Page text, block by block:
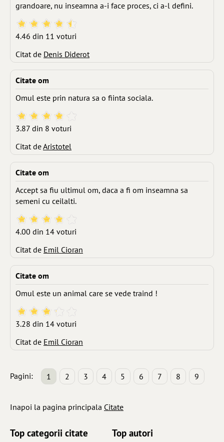
grandoare, nu inseamna a-i face proces, ci a-l defini.
4.46 din 11 voturi
Citat de Denis Diderot
Citate om
Omul este prin natura sa o fiinta sociala.
3.87 din 8 voturi
Citat deAristotel
Citate om
Accept sa fiu ultimul om, daca a fi om inseamna sa
semeni cu ceilalti.
4.00 din 14 voturi
Citat de Emil Cioran
Citate om
Omul este un animal care se vede traind !
3.28 din 14 voturi
Citat de Emil Cioran
Pagini: 1 2 3 4 5 6 7 8 9
Inapoi la pagina principala Citate
Top categorii citate Top autori